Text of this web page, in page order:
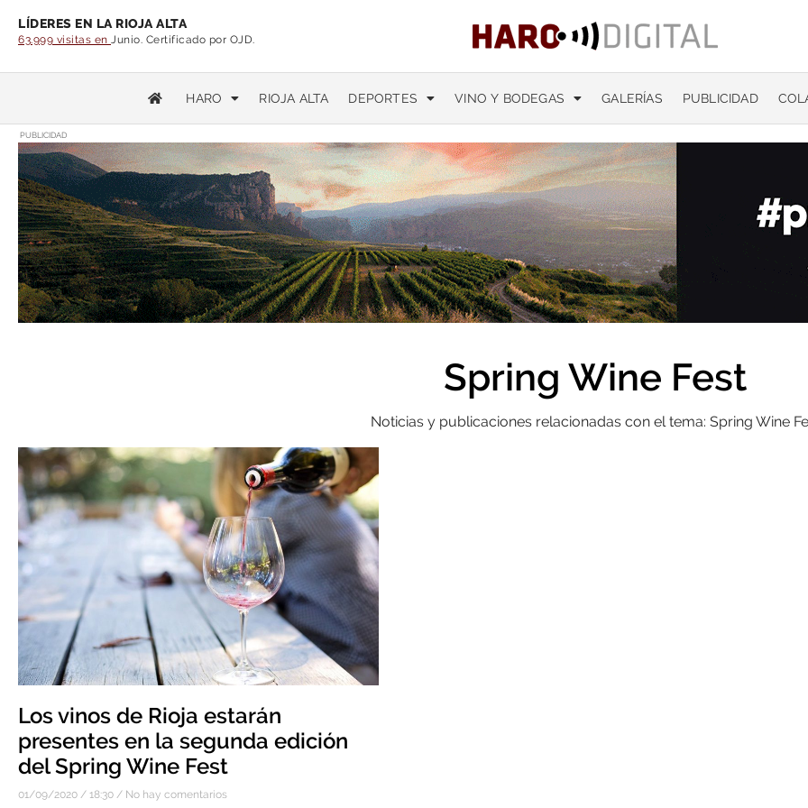
LÍDERES EN LA RIOJA ALTA
63.999 visitas en Junio. Certificado por OJD.
HARO RIOJA ALTA DEPORTES VINO Y BODEGAS GALERÍAS PUBLICIDAD
PUBLICIDAD
Spring Wine Fest
Noticias y publicaciones relacionadas con el tema: Spring Wine
Los vinos de Rioja estarán
presentes en la segunda edición
del Spring Wine Fest
01/09/2020 18:30 No hay comentarios